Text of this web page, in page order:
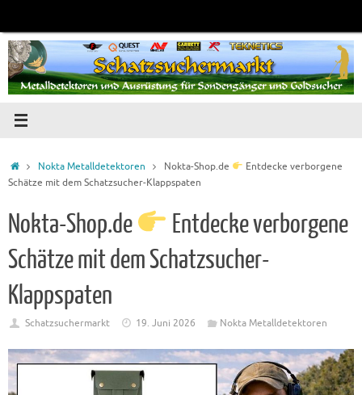
springen
Startseite
Nokta Metalldetektoren Nokta-Shop.de
Entdecke verborgene
Schätze mit dem Schatzsucher-Klappspaten
Nokta-Shop.de
Entdecke verborgene
Schätze mit dem Schatzsucher-
Klappspaten
Schatzsuchermarkt 19. Juni 2026 Nokta Metalldetektoren